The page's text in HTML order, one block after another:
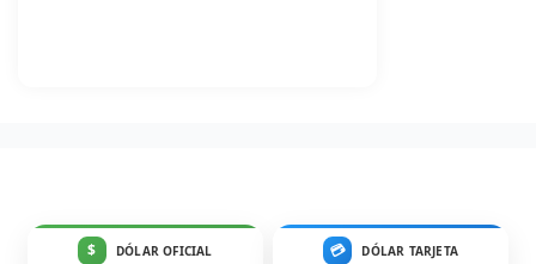
$ DÓLAR OFICIAL 💳 DÓLAR TARJETA